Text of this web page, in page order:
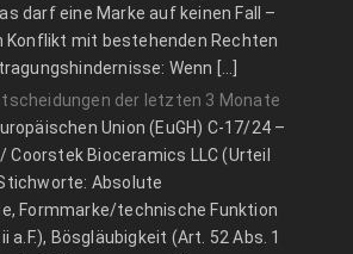
darf eine Marke auf keinen Fall –
Konflikt mit bestehenden Rechten
Wenn […]
der letzten 3 Monate
Union (EuGH) C‑17/24 –
Coorstek Bioceramics LLC (Urteil
Absolute
Formmarke/technische Funktion
a.F.), Bösgläubigkeit (Art. 52 Abs. 1